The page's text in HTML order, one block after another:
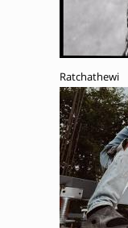
Ratchathewi